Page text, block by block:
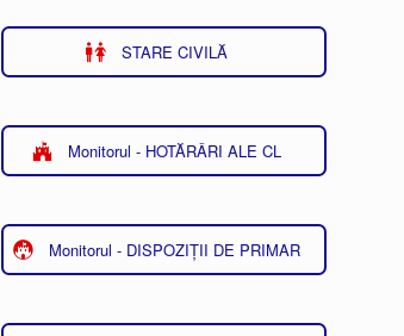
STARE CIVILĂ
Monitorul - HOTĂRÂRI ALE CL
Monitorul - DISPOZIȚII DE PRIMAR